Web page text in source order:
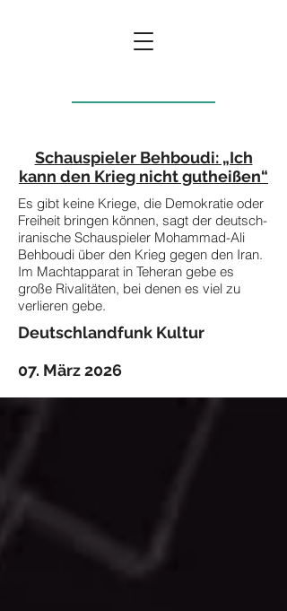
Schauspieler Behboudi: „Ich
kann den Krieg nicht gutheißen“
Es gibt keine Kriege, die Demokratie oder
Freiheit bringen können, sagt der deutsch-
iranische Schauspieler Mohammad-Ali
Behboudi über den Krieg gegen den Iran.
Im Machtapparat in Teheran gebe es
große Rivalitäten, bei denen es viel zu
verlieren gebe.
Deutschlandfunk Kultur
07. März 2026